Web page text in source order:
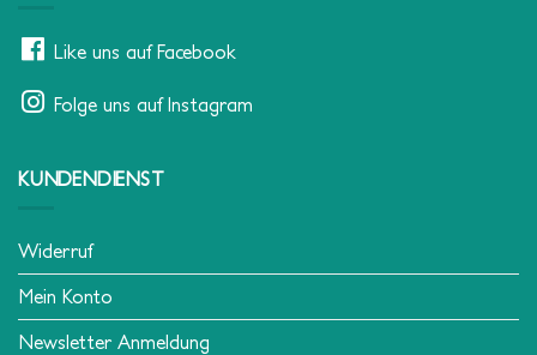
Like uns auf Facebook
Folge uns auf Instagram
KUNDENDIENST
Widerruf
Mein Konto
Newsletter Anmeldung